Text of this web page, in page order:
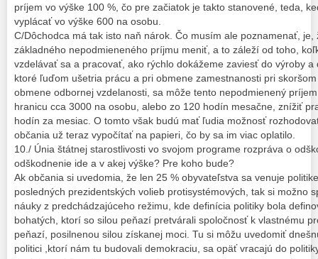
príjem vo výške 100 %, čo pre začiatok je takto stanovené, teda,
vyplácať vo výške 600 na osobu.
C/Dôchodca má tak isto naň nárok. Čo musím ale poznamenať, je,
základného nepodmieneného príjmu meniť, a to záleží od toho,
vzdelávať sa a pracovať, ako rýchlo dokážeme zaviesť do výroby
ktoré ľuďom ušetria prácu a pri obmene zamestnanosti pri
obmene odbornej vzdelanosti, sa môže tento nepodmienený
hranicu cca 3000 na osobu, alebo zo 120 hodín mesačne, znížiť
hodín za mesiac. O tomto však budú mať ľudia možnosť
občania už teraz vypočítať na papieri, čo by sa im viac oplatilo.
10./ Únia štátnej starostlivosti vo svojom programe rozpráva o
odškodnenie ide a v akej výške? Pre koho bude?
Ak občania si uvedomia, že len 25 % obyvateľstva sa venuje
posledných prezidentských volieb protisystémových, tak si možno
náuky z predchádzajúceho režimu, kde definícia politiky bola
bohatých, ktorí so silou peňazí pretvárali spoločnosť k vlastnému
peňazí, posilnenou silou získanej moci. Tu si môžu uvedomiť
politici ,ktorí nám tu budovali demokraciu, sa opäť vracajú do